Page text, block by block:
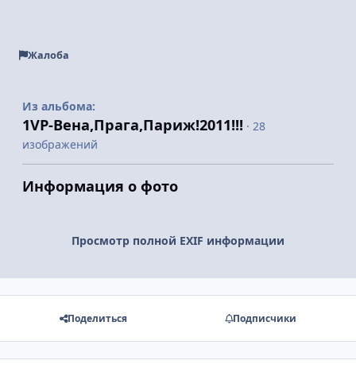
Жалоба
Из альбома:
1VP-Вена,Прага,Париж!2011!!! · 28
изображений
Информация о фото
Просмотр полной EXIF информации
Поделиться Подписчики